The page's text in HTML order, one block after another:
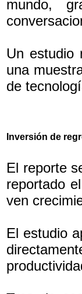
mundo,
Un estudio
una
de
Inversión de
El reporte
reportado
ven
El estudio